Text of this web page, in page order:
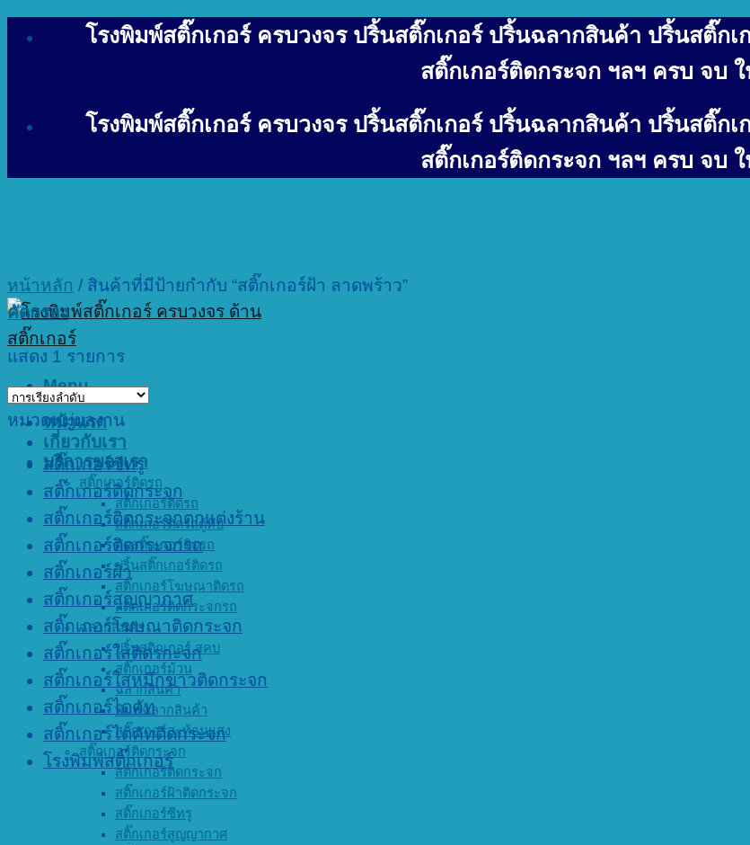
โรงพิมพ์สติ๊กเกอร์ ครบวงจร ปริ้นสติ๊กเกอร์ ปริ้นฉลากสินค้า ปริ้นสติ๊ก
สติ๊กเกอร์ติดกระจก ฯลฯ ครบ จบ
โรงพิมพ์สติ๊กเกอร์ ครบวงจร ปริ้นสติ๊กเกอร์ ปริ้นฉลากสินค้า ปริ้นสติ๊ก
สติ๊กเกอร์ติดกระจก ฯลฯ ครบ จบ
Menu
หน้าแรก
เกี่ยวกับเรา
บริการของเรา
สติ๊กเกอร์ติดรถ
สติ๊กเกอร์ติดรถ
สติ๊กเกอร์ติดรถตู้ทึบ
ตัดสติ๊กเกอร์ติดรถ
ปริ้นสติ๊กเกอร์ติดรถ
สติ๊กเกอร์โฆษณาติดรถ
สติ๊กเกอร์ติดกระจกรถ
ฉลากสินค้า
ปริ้นสติกเกอร์ สคบ
สติ๊กเกอร์ม้วน
ฉลากสินค้า
พิมพ์ฉลากสินค้า
สติ๊กเกอร์สะท้อนแสง
สติ๊กเกอร์ติดกระจก
สติ๊กเกอร์ติดกระจก
สติ๊กเกอร์ฝ้าติดกระจก
สติ๊กเกอร์ซีทรู
สติ๊กเกอร์สูญญากาศ
หน้าหลัก / สินค้าที่มีป้ายกำกับ “สติ๊กเกอร์ฝ้า ลาดพร้าว”
คัดกรอง
แสดง 1 รายการ
หมวดหมู่ผลงาน
สติ๊กเกอร์ซีทรู
สติ๊กเกอร์ติดกระจก
สติ๊กเกอร์ติดกระจกตกแต่งร้าน
สติ๊กเกอร์ติดกระจกรถ
สติ๊กเกอร์ฝ้า
สติ๊กเกอร์สูญญากาศ
สติ๊กเกอร์โฆษณาติดกระจก
สติ๊กเกอร์ใสติดรกะจก
สติ๊กเกอร์ใสหมึกขาวติดกระจก
สติ๊กเกอร์ไดคัท
สติ๊กเกอร์ไดคัทติดกระจก
โรงพิมพ์สติ๊กเกอร์